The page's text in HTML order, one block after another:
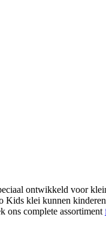
ontwikkeld voor
klei kunnen
ons complete assortiment